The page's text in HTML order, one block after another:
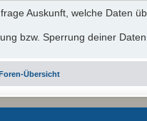
Auskunft, welche Daten
bzw. Sperrung deiner
Foren-Übersicht